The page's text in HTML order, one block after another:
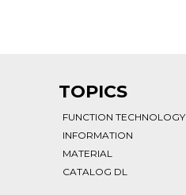
TOPICS
FUNCTION TECHNOLOGY
INFORMATION
MATERIAL
CATALOG DL